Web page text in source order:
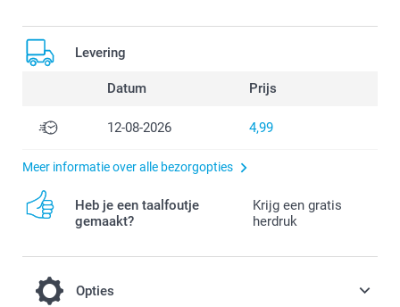
Levering
Datum Prijs
12-08-2026 4,99
Meer informatie over alle bezorgopties
Heb je een taalfoutje
gemaakt?
Krijg een gratis
herdruk
Opties